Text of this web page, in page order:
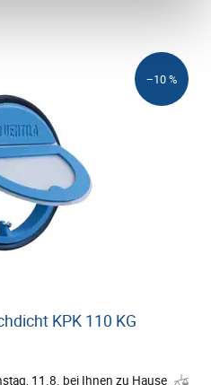
−10 %
KPK 110 KG
11.8. bei Ihnen zu Hause